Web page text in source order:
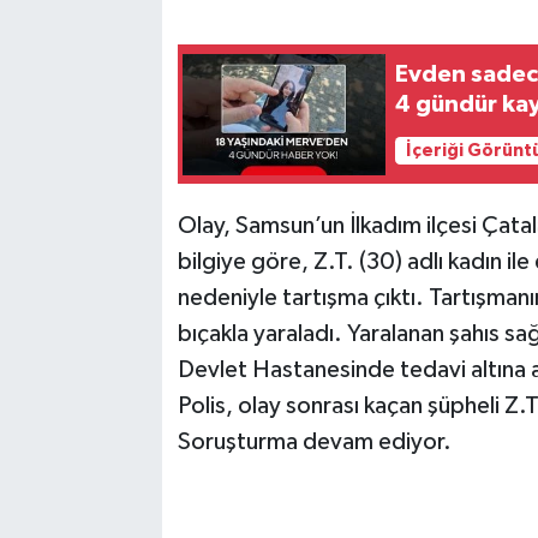
Evden
4 gündür
İçeriği
Olay, Samsun’un İlkadım ilçesi
bilgiye göre, Z.T. (30) adlı kadın ile
nedeniyle tartışma çıktı.
bıçakla yaraladı. Yaralanan şahıs
Devlet Hastanesinde tedavi altına
Polis, olay sonrası kaçan şüpheli
Soruşturma devam ediyor.